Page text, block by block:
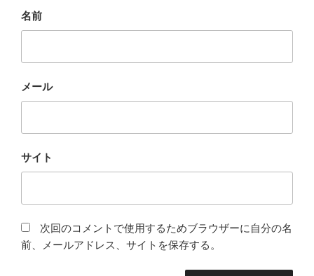
名前
メール
サイト
次回のコメントで使用するためブラウザーに自分の名
前、メールアドレス、サイトを保存する。